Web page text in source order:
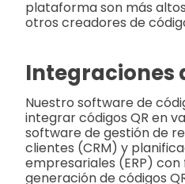
plataforma son más
otros creadores de
Integraciones
Nuestro software de
integrar códigos QR en
software de gestión de
clientes (CRM) y
empresariales (ERP)
generación de códigos